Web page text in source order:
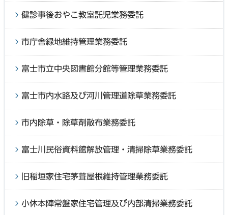
健診事後おやこ教室託児業務委託
市庁舎緑地維持管理業務委託
富士市立中央図書館分館等管理業務委託
富士市内水路及び河川管理道除草業務委託
市内除草・除草剤散布業務委託
富士川民俗資料館解放管理・清掃除草業務委託
旧稲垣家住宅茅葺屋根維持管理業務委託
小休本陣常盤家住宅管理及び内部清掃業務委託